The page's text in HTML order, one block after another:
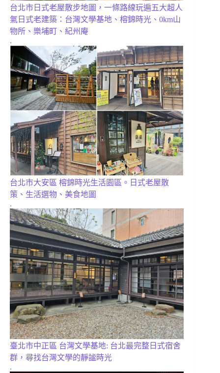
台北市日式老屋散步地圖，一條路線玩遍五大超人
氣日式老建築：台灣文學基地、榕錦時光、0km山
物所、樂埔町、紀州庵
.
台北市大安區 榕錦時光生活園區。日式老屋散
策、生活選物、美食地圖
.
臺北市中正區 台灣文學基地: 台北最完整日式宿舍
群，尋找台灣文學的靜謐時光
.